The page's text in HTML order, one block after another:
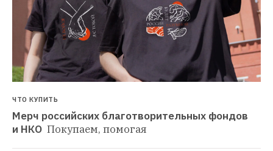
ЧТО КУПИТЬ
Мерч российских благотворительных фондов
и НКО Покупаем, помогая